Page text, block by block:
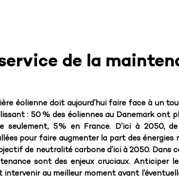
de la
éolienne doit aujourd’hui faire face à un
: 50 % des éoliennes au Danemark ont
seulement, 5% en France. D’ici à 2050, de
pour faire augmenter la part des énergies
de neutralité carbone d’ici à 2050. Dans
sont des enjeux cruciaux. Anticiper
au meilleur moment avant